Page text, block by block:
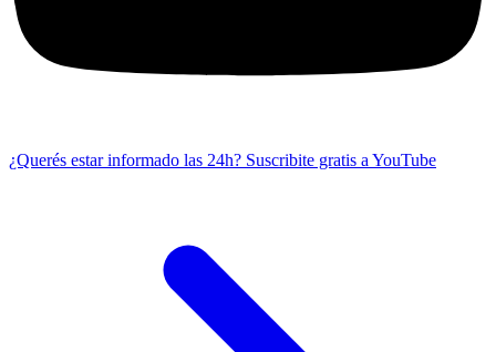
¿Querés estar informado las 24h? Suscribite gratis a YouTube